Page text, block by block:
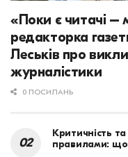
«Поки є читачі
редакторка
Леськів про
журналістики
0 ПОСИЛАНЬ
Критичність
правилами: що